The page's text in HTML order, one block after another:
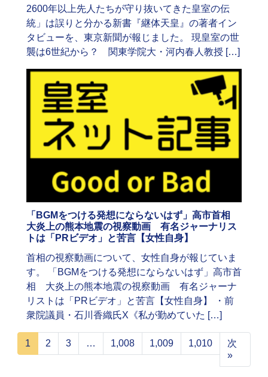
2600年以上先人たちが守り抜いてきた皇室の伝
統」は誤りと分かる新書『継体天皇』の著者イン
タビューを、東京新聞が報じました。 現皇室の世
襲は6世紀から？ 関東学院大・河内春人教授 […]
「BGMをつける発想にならないはず」高市首相
大炎上の熊本地震の視察動画 有名ジャーナリス
トは「PRビデオ」と苦言【女性自身】
首相の視察動画について、女性自身が報じていま
す。 「BGMをつける発想にならないはず」高市首
相 大炎上の熊本地震の視察動画 有名ジャーナ
リストは「PRビデオ」と苦言【女性自身】 ・前
衆院議員・石川香織氏X《私が勤めていた […]
1 2 3 … 1,008 1,009 1,010
次
»